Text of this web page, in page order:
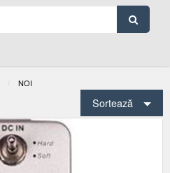
ACTUAL:
NOI
Sortează